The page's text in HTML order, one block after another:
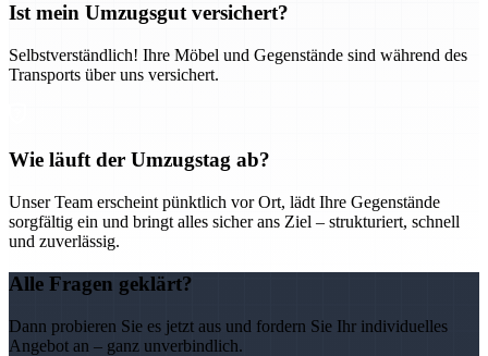
Ist mein Umzugsgut versichert?
Selbstverständlich! Ihre Möbel und Gegenstände sind während des
Transports über uns versichert.
Wie läuft der Umzugstag ab?
Unser Team erscheint pünktlich vor Ort, lädt Ihre Gegenstände
sorgfältig ein und bringt alles sicher ans Ziel – strukturiert, schnell
und zuverlässig.
Alle Fragen geklärt?
Dann probieren Sie es jetzt aus und fordern Sie Ihr individuelles
Angebot an – ganz unverbindlich.